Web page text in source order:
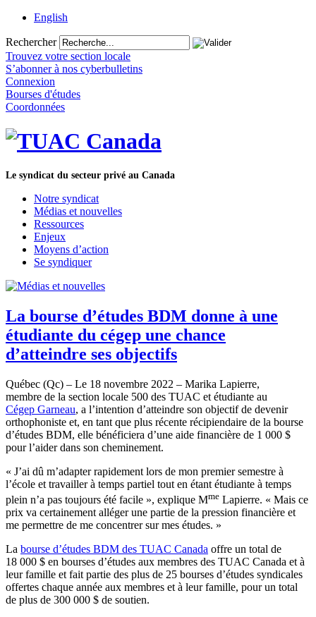
English
Rechercher
Trouvez votre section locale
S’abonner à nos cyberbulletins
Connexion
Bourses d'études
Coordonnées
Le syndicat du secteur privé au Canada
Notre syndicat
Médias et nouvelles
Ressources
Enjeux
Moyens d’action
Se syndiquer
La bourse d’études BDM donne à une
étudiante du cégep une chance
d’atteindre ses objectifs
Québec (Qc) – Le 18 novembre 2022 – Marika Lapierre,
membre de la section locale 500 des TUAC et étudiante au
Cégep Garneau, a l’intention d’atteindre son objectif de devenir
orthophoniste et, en tant que plus récente récipiendaire de la bourse
d’études BDM, elle bénéficiera d’une aide financière de 1 000 $
pour l’aider dans son cheminement.
« J’ai dû m’adapter rapidement lors de mon premier semestre à
l’école et travailler à temps partiel tout en étant étudiante à temps
plein n’a pas toujours été facile », explique Mme Lapierre. « Mais ce
prix va certainement alléger une partie de la pression financière et
me permettre de me concentrer sur mes études. »
La bourse d’études BDM des TUAC Canada offre un total de
18 000 $ en bourses d’études aux membres des TUAC Canada et à
leur famille et fait partie des plus de 25 bourses d’études syndicales
offertes chaque année aux membres et à leur famille, pour un total
de plus de 300 000 $ de soutien.